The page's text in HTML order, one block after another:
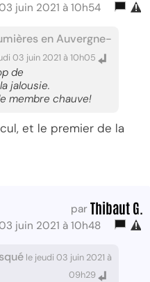
juin 2021 à 10h54
en Auvergne-
03 juin 2021 à 10h05
de
jalousie.
membre chauve!
et le premier de la
par Thibaut G.
juin 2021 à 10h48
le jeudi 03 juin 2021 à
09h29